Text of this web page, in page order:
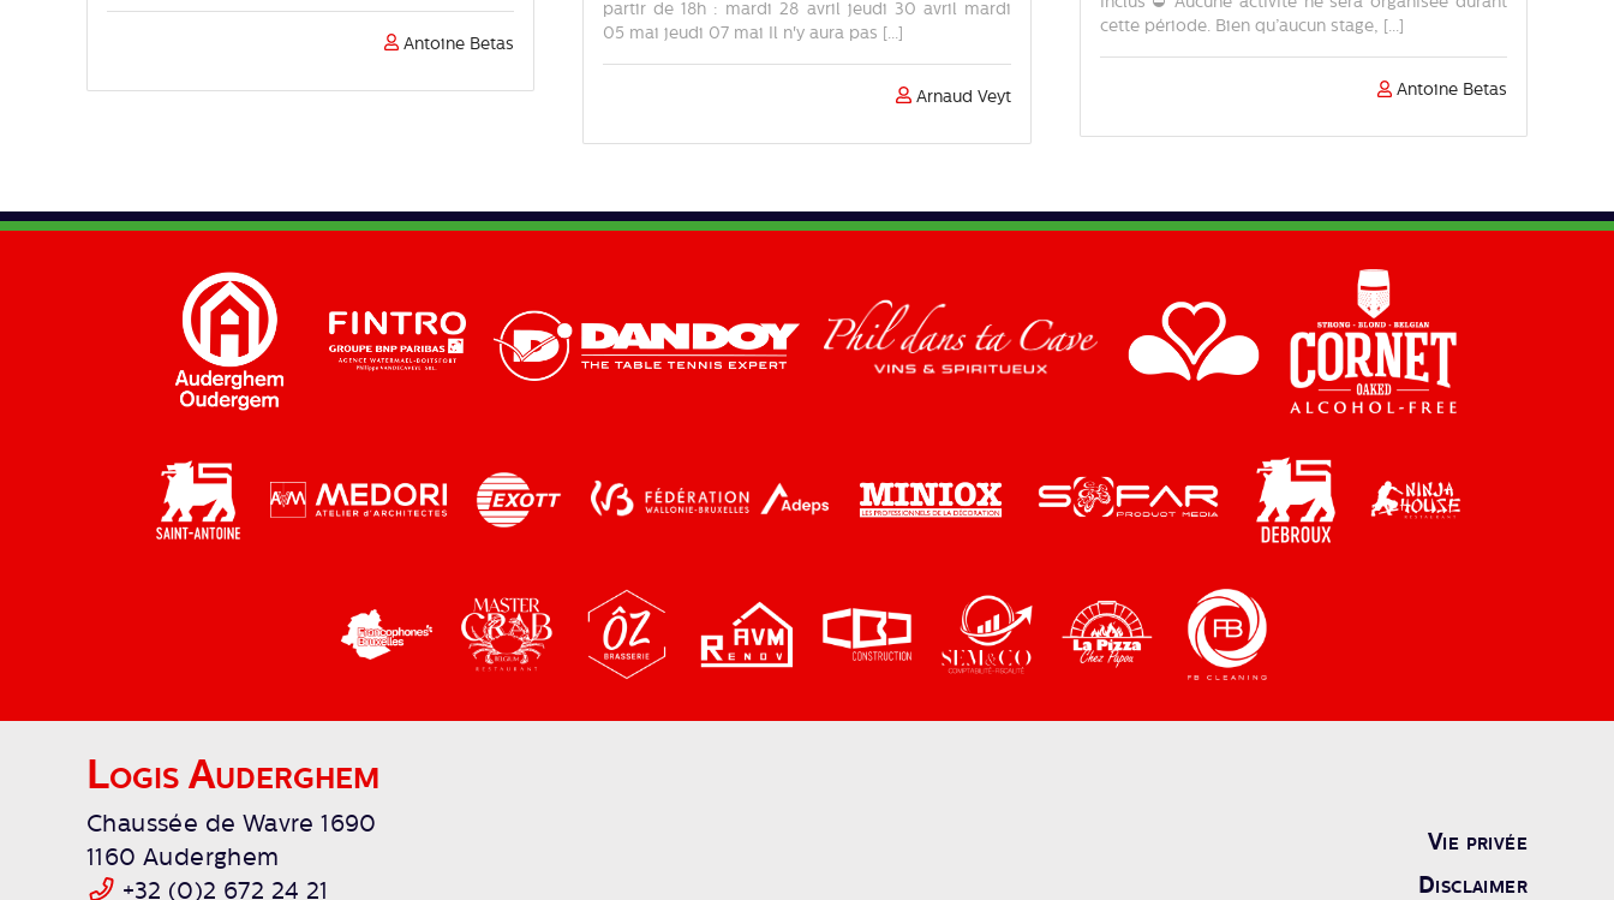
Antoine Betas
partir de 18h : mardi 28 avril jeudi 30 avril mardi
05 mai jeudi 07 mai Il n'y aura pas [...]
Arnaud Veyt
cette période. Bien qu’aucun stage, [...]
Antoine Betas
Logis Auderghem
Chaussée de Wavre 1690
1160 Auderghem
+32 (0)2 672 24 21
Vie privée
Disclaimer